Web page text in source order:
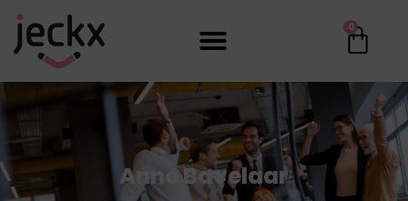
0
Anne Bavelaar